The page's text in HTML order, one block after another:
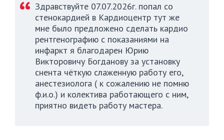
Здравствуйте 07.07.2026г. попал со
стенокардией в Кардиоцентр тут же
мне было предложено сделать кардио
рентгенографию с показаниями на
инфаркт я благодарен Юрию
Викторовичу Богданову за установку
снента чёткую слаженную работу его,
анестезиолога ( к сожалению не помню
ф.и.о.) и колектива работающего с ним,
приятно видеть работу мастера.